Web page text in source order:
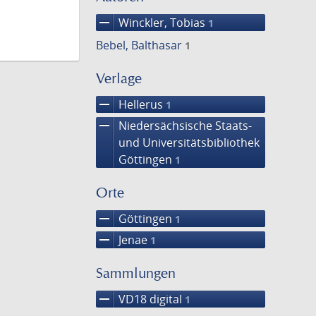
remove Winckler, Tobias 1
Bebel, Balthasar 1
Verlage
remove Hellerus 1
remove
Niedersächsische Staats-
und Universitätsbibliothek
Göttingen 1
Orte
remove Göttingen 1
remove Jenae 1
Sammlungen
remove VD18 digital 1